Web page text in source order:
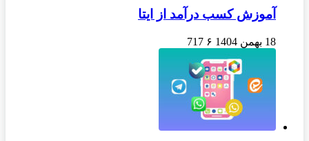
آموزش کسب درآمد از ایتا
18 بهمن 1404 ۶ 717